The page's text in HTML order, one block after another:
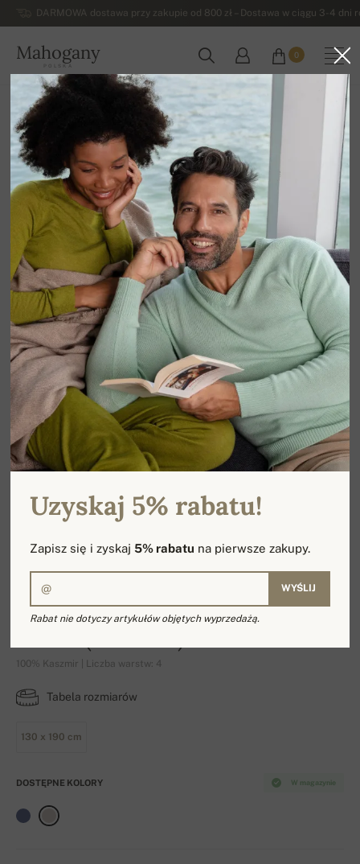
DARMOWA dostawa przy zakupie od 800 zł – Dostawa w ciągu 3-4
Mahogany
POLSKA
0
Strona główna Plaids
Pled (Erable)
100% Kaszmir | Liczba warstw: 4
Tabela rozmiarów
130 x 190 cm
W magazynie
DOSTĘPNE KOLORY
Uzyskaj 5% rabatu!
Zapisz się i zyskaj5% rabatu na pierwsze zakupy.
WYŚLIJ
Rabat nie dotyczy artykułów objętych wyprzedażą.